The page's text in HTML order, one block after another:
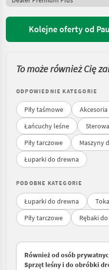
Kolejne oferty od
To może również Cię
ODPOWIEDNIE KATEGORIE
Piły taśmowe
Łańcuchy leśne
Piły tarczowe
Maszyny
Łuparki do drewna
PODOBNE KATEGORIE
Łuparki do drewna
Piły tarczowe
Rębaki
Również od osób
Sprzęt leśny i do obróbki